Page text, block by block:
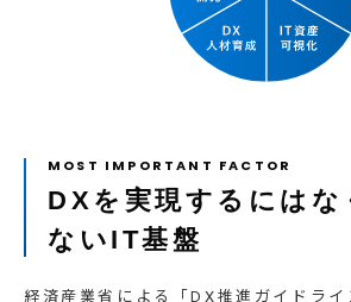
DXを実現するにはな
ないIT基盤
経済産業省による「DX推進ガイドラ